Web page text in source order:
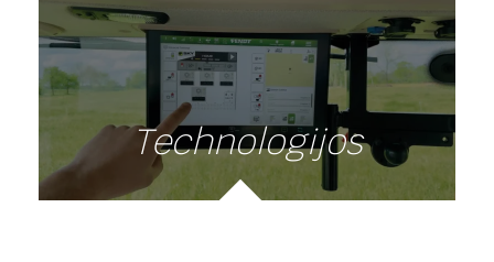
Technologijos